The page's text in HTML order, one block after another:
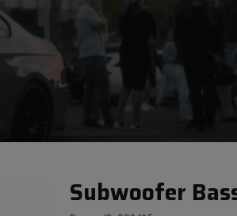
Subwoofer